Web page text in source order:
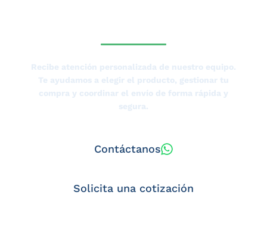
Recibe atención personalizada de nuestro equipo.
Te ayudamos a elegir el producto, gestionar tu
compra y coordinar el envío de forma rápida y
segura.
Contáctanos
Solicita una cotización